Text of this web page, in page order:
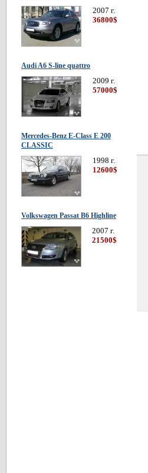
2007 г.
36800$
Audi A6 S-line quattro
2009 г.
57000$
Mercedes-Benz E-Class E 200
CLASSIC
1998 г.
12600$
Volkswagen Passat В6 Highline
2007 г.
21500$